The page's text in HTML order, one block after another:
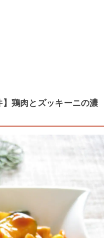
】鶏肉とズッキーニの濃